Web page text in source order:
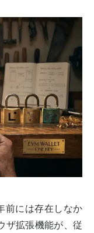
前には存在しなか
ザ拡張機能が、従